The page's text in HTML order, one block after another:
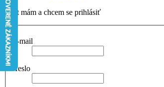
Účet mám a chcem se prihlásiť
E-mail
Heslo